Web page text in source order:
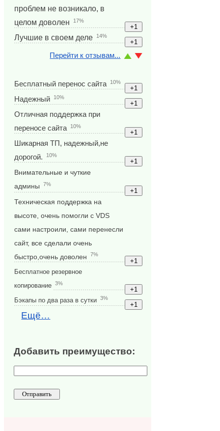
проблем не возникало, в
целом доволен
17%
Лучшие в своем деле 14%
Перейти к отзывам...
Бесплатный перенос сайта 10%
Надежный 10%
Отличная поддержка при
переносе сайта
10%
Шикарная ТП, надежный,не
дорогой.
10%
Внимательные и чуткие
админы
7%
Техническая поддержка на
высоте, очень помогли с VDS
сами настроили, сами перенесли
сайт, все сделали очень
быстро,очень доволен
7%
Бесплатное резервное
копирование
3%
Бэкапы по два раза в сутки 3%
Ещё…
Добавить преимущество: